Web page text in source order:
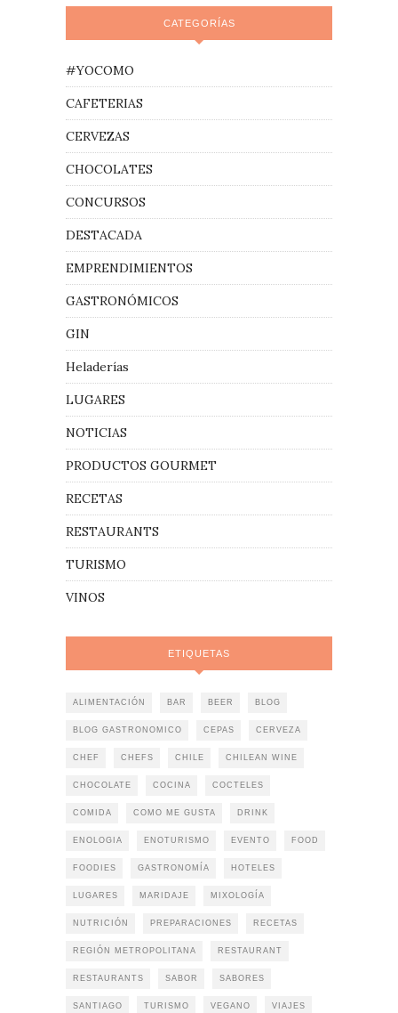
CATEGORÍAS
#YOCOMO
CAFETERIAS
CERVEZAS
CHOCOLATES
CONCURSOS
DESTACADA
EMPRENDIMIENTOS
GASTRONÓMICOS
GIN
Heladerías
LUGARES
NOTICIAS
PRODUCTOS GOURMET
RECETAS
RESTAURANTS
TURISMO
VINOS
ETIQUETAS
ALIMENTACIÓN BAR BEER BLOG
BLOG GASTRONOMICO CEPAS CERVEZA
CHEF CHEFS CHILE CHILEAN WINE
CHOCOLATE COCINA COCTELES
COMIDA COMO ME GUSTA DRINK
ENOLOGIA ENOTURISMO EVENTO FOOD
FOODIES GASTRONOMÍA HOTELES
LUGARES MARIDAJE MIXOLOGÍA
NUTRICIÓN PREPARACIONES RECETAS
REGIÓN METROPOLITANA RESTAURANT
RESTAURANTS SABOR SABORES
SANTIAGO TURISMO VEGANO VIAJES